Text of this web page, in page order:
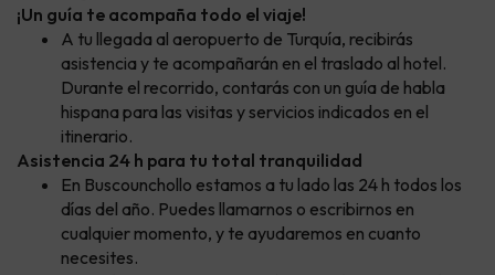
¡Un guía te acompaña todo el viaje!
A tu llegada al aeropuerto de Turquía, recibirás
asistencia y te acompañarán en el traslado al hotel.
Durante el recorrido, contarás con un guía de habla
hispana para las visitas y servicios indicados en el
itinerario.
Asistencia 24 h para tu total tranquilidad
En Buscounchollo estamos a tu lado las 24 h todos los
días del año. Puedes llamarnos o escribirnos en
cualquier momento, y te ayudaremos en cuanto
necesites.